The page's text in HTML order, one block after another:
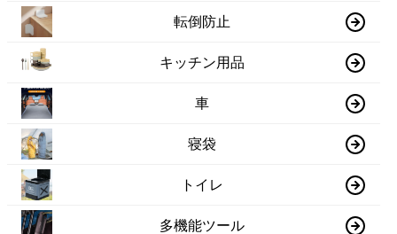
転倒防止
キッチン用品
車
寝袋
トイレ
多機能ツール